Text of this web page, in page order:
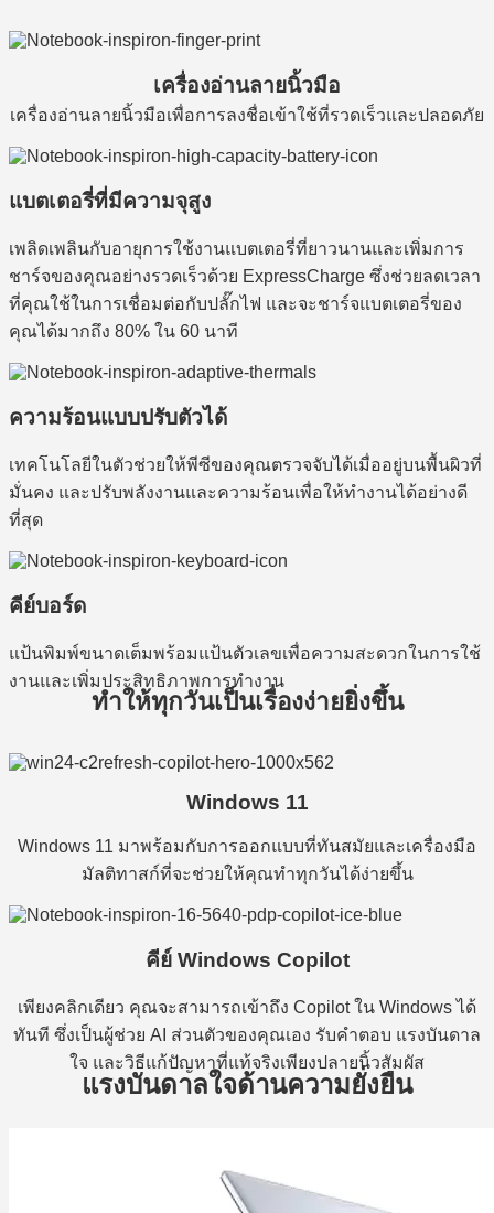
เครื่องอ่านลายนิ้วมือ
เครื่องอ่านลายนิ้วมือเพื่อการลงชื่อเข้าใช้ที่รวดเร็วและปลอดภัย
แบตเตอรี่ที่มีความจุสูง
เพลิดเพลินกับอายุการใช้งานแบตเตอรี่ที่ยาวนานและเพิ่มการ
ชาร์จของคุณอย่างรวดเร็วด้วย ExpressCharge ซึ่งช่วยลดเวลา
ที่คุณใช้ในการเชื่อมต่อกับปลั๊กไฟ และจะชาร์จแบตเตอรี่ของ
คุณได้มากถึง 80% ใน 60 นาที
ความร้อนแบบปรับตัวได้
เทคโนโลยีในตัวช่วยให้พีซีของคุณตรวจจับได้เมื่ออยู่บนพื้นผิวที่
มั่นคง และปรับพลังงานและความร้อนเพื่อให้ทำงานได้อย่างดี
ที่สุด
คีย์บอร์ด
แป้นพิมพ์ขนาดเต็มพร้อมแป้นตัวเลขเพื่อความสะดวกในการใช้
งานและเพิ่มประสิทธิภาพการทำงาน
ทำให้ทุกวันเป็นเรื่องง่ายยิ่งขึ้น
Windows 11
Windows 11 มาพร้อมกับการออกแบบที่ทันสมัยและเครื่องมือ
มัลติทาสก์ที่จะช่วยให้คุณทำทุกวันได้ง่ายขึ้น
คีย์ Windows Copilot
เพียงคลิกเดียว คุณจะสามารถเข้าถึง Copilot ใน Windows ได้
ทันที ซึ่งเป็นผู้ช่วย AI ส่วนตัวของคุณเอง รับคำตอบ แรงบันดาล
ใจ และวิธีแก้ปัญหาที่แท้จริงเพียงปลายนิ้วสัมผัส
แรงบันดาลใจด้านความยั่งยืน